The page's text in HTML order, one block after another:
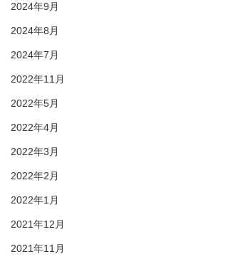
2024年9月
2024年8月
2024年7月
2022年11月
2022年5月
2022年4月
2022年3月
2022年2月
2022年1月
2021年12月
2021年11月